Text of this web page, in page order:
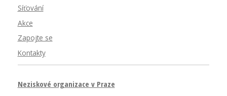
Síťování
Akce
Zapojte se
Kontakty
Neziskové organizace v Praze